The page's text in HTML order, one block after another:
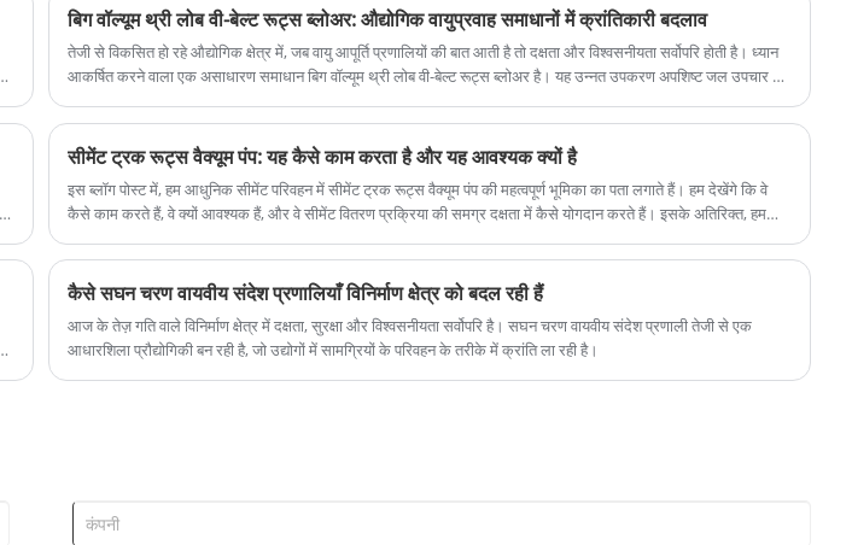
बिग वॉल्यूम थ्री लोब वी-बेल्ट रूट्स ब्लोअर: औद्योगिक वायुप्रवाह समाधानों में क्रांतिकारी बदलाव
तेजी से विकसित हो रहे औद्योगिक क्षेत्र में, जब वायु आपूर्ति प्रणालियों की बात आती है तो दक्षता और विश्वसनीयता सर्वोपरि होती है। ध्यान
आकर्षित करने वाला एक असाधारण समाधान बिग वॉल्यूम थ्री लोब वी-बेल्ट रूट्स ब्लोअर है। यह उन्नत उपकरण अपशिष्ट जल उपचार से
सीमेंट ट्रक रूट्स वैक्यूम पंप: यह कैसे काम करता है और यह आवश्यक क्यों है
इस ब्लॉग पोस्ट में, हम आधुनिक सीमेंट परिवहन में सीमेंट ट्रक रूट्स वैक्यूम पंप की महत्वपूर्ण भूमिका का पता लगाते हैं। हम देखेंगे कि वे
कैसे काम करते हैं, वे क्यों आवश्यक हैं, और वे सीमेंट वितरण प्रक्रिया की समग्र दक्षता में कैसे योगदान करते हैं। इसके अतिरिक्त, हम
अंतर ला सकता है।
कैसे सघन चरण वायवीय संदेश प्रणालियाँ विनिर्माण क्षेत्र को बदल रही हैं
आज के तेज़ गति वाले विनिर्माण क्षेत्र में दक्षता, सुरक्षा और विश्वसनीयता सर्वोपरि है। सघन चरण वायवीय संदेश प्रणाली तेजी से एक
आधारशिला प्रौद्योगिकी बन रही है, जो उद्योगों में सामग्रियों के परिवहन के तरीके में क्रांति ला रही है।